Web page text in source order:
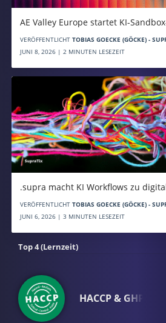
AE Valley Europe startet KI-
VERÖFFENTLICHT TOBIAS GOECKE (GÖCKE) -
JUNI 8, 2026 | 2 MINUTEN LESEZEIT
.supra macht KI Workflows zu
VERÖFFENTLICHT TOBIAS GOECKE (GÖCKE) -
JUNI 6, 2026 | 3 MINUTEN LESEZEIT
Top 4 (Lernzeit)
HACCP & GHP